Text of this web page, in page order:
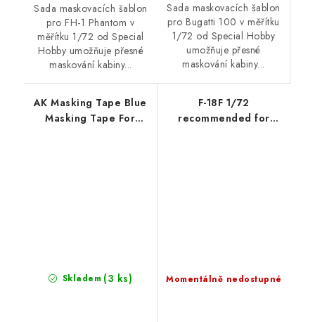
Sada maskovacích šablon
pro FH-1 Phantom v
měřítku 1/72 od Special
Hobby umožňuje přesné
maskování kabiny...
Sada maskovacích šablon
pro Bugatti 100 v měřítku
1/72 od Special Hobby
umožňuje přesné
maskování kabiny...
AK Masking Tape Blue
Masking Tape For
Skladem (3 ks)
F-18F 1/72
recommended for
Momentálně nedostupné